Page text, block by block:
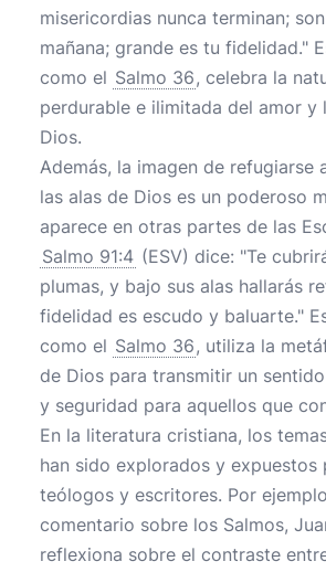
misericordias nunca terminan;
mañana; grande es tu fidelidad."
como el Salmo 36, celebra la
perdurable e ilimitada del amor y
Dios.
Además, la imagen de refugiarse
las alas de Dios es un poderoso
aparece en otras partes de las
Salmo 91:4 (ESV) dice: "Te
plumas, y bajo sus alas hallarás
fidelidad es escudo y baluarte."
como el Salmo 36, utiliza la
de Dios para transmitir un
y seguridad para aquellos que
En la literatura cristiana, los
han sido explorados y expuestos
teólogos y escritores. Por
comentario sobre los Salmos,
reflexiona sobre el contraste